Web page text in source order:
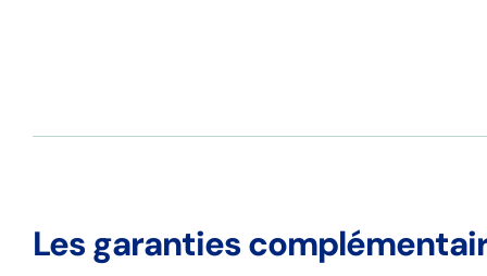
Les garanties